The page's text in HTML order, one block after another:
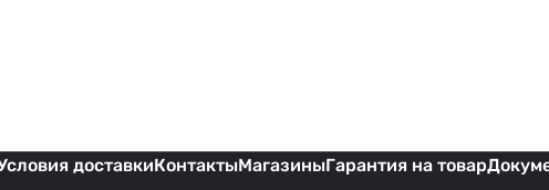
доставкиКонтактыМагазиныГарантия на товар